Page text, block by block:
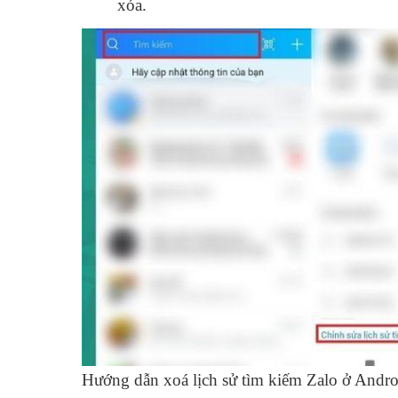
xóa.
Hướng dẫn xoá lịch sử tìm kiếm Zalo ở